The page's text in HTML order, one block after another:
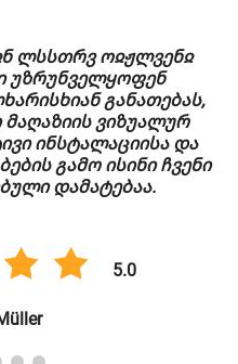
ლსსთრვ ოჲჟლვენჲ
უზრუნველყოფენ
განათებას,
ვიზუალურ
ინსტალაციისა და
გამო ისინი ჩვენი
დამატებაა.
5.0